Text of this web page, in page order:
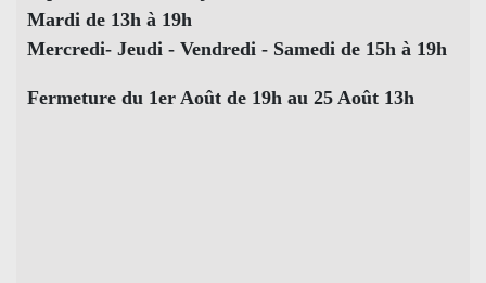
Mardi de 13h à 19h
Mercredi- Jeudi - Vendredi - Samedi de 15h à 19h
Fermeture du 1er Août de 19h au 25 Août 13h